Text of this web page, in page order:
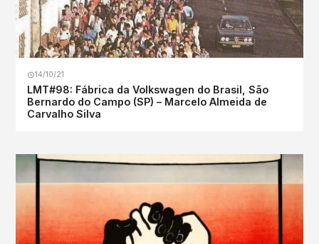
14/10/21
LMT#98: Fábrica da Volkswagen do Brasil, São
Bernardo do Campo (SP) – Marcelo Almeida de
Carvalho Silva